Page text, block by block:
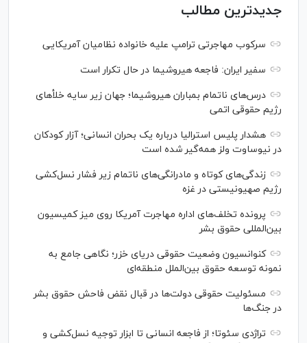
جدیدترین مطالب
سرکوب مهاجرتی ترامپ علیه خانواده نظامیان آمریکایی
سفیر ایران: فاجعه هیروشیما در حال تکرار است
درس‌های ناتمام بمباران هیروشیما؛ جهان زیر سایه خلأ‌های
رژیم حقوقی اتمی
هشدار پلیس استرالیا درباره یک بحران انسانی؛ آزار کودکان
در نیوساوت ولز همه‌گیر شده است
زندگی‌های کوتاه و مادرانگی‌های ناتمام زیر فشار نسل‌کشی
رژیم صهیونیستی در غزه
پرونده تخلف‌های اداره مهاجرت آمریکا روی میز کمیسیون
بین‌المللی حقوق بشر
کنوانسیون وضعیت حقوقی دریای خزر؛ نگاهی جامع به
نمونه توسعه حقوق بین‌الملل منطقه‌ای
مسئولیت حقوقی دولت‌ها در قبال نقض‌ فاحش حقوق بشر
در جنگ‌ها
تراژدی سئوتا؛ از فاجعه انسانی تا ابزار توجیه نسل‌کشی و